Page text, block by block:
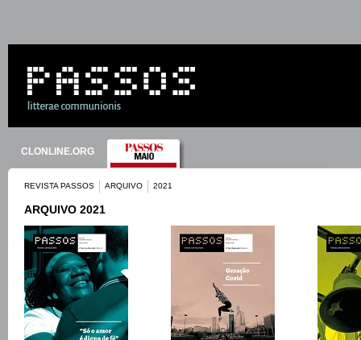
CLONLINE.ORG
REVISTA PASSOS ARQUIVO 2021
ARQUIVO 2021